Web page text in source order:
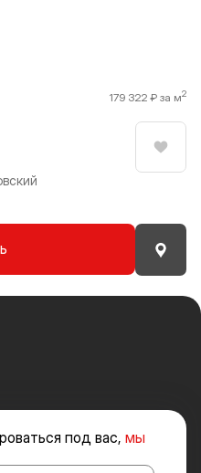
179 322 ₽ за м2
под вас, мы
иных товаров и услуг, не
информационный